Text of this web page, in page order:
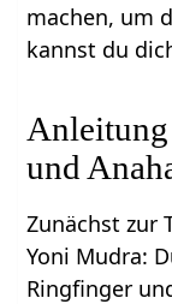
machen, um
kannst du
und
Zunächst zur
Yoni Mudra:
Ringfinger